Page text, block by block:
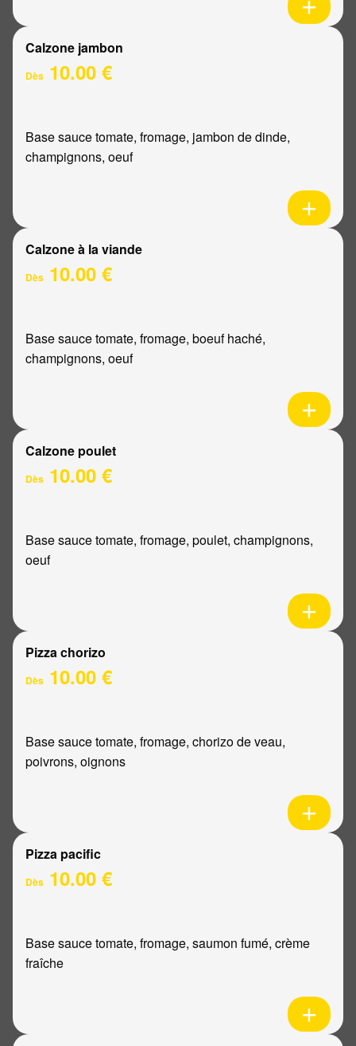
Calzone jambon
Dès 10.00 €
Base sauce tomate, fromage, jambon de dinde,
champignons, oeuf
Calzone à la viande
Dès 10.00 €
Base sauce tomate, fromage, boeuf haché,
champignons, oeuf
Calzone poulet
Dès 10.00 €
Base sauce tomate, fromage, poulet, champignons,
oeuf
Pizza chorizo
Dès 10.00 €
Base sauce tomate, fromage, chorizo de veau,
poivrons, oignons
Pizza pacific
Dès 10.00 €
Base sauce tomate, fromage, saumon fumé, crème
fraîche